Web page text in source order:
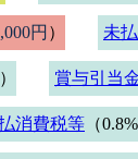
円 ） 未
賞与引当
消費税等 （